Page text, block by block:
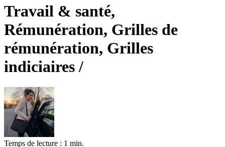
Travail & santé,
Rémunération, Grilles de
rémunération, Grilles
indiciaires /
Temps de lecture : 1 min.